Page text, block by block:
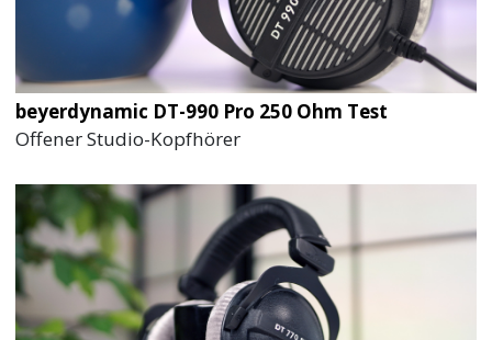
beyerdynamic DT-990 Pro 250 Ohm Test
Offener Studio-Kopfhörer